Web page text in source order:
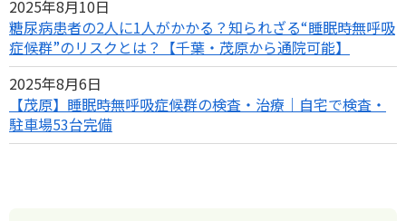
2025年8月10日
糖尿病患者の2人に1人がかかる？知られざる“睡眠時無呼吸
症候群”のリスクとは？【千葉・茂原から通院可能】
2025年8月6日
【茂原】睡眠時無呼吸症候群の検査・治療｜自宅で検査・
駐車場53台完備